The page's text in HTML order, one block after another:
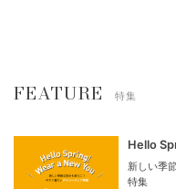
FEATURE 特集
Hello
新しい季
特集